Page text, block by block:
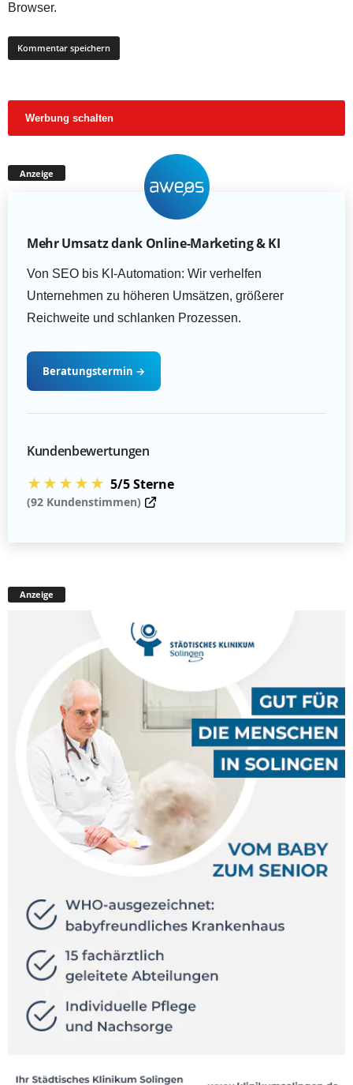
Browser.
Werbung schalten
Anzeige
Mehr Umsatz dank Online-Marketing & KI
Von SEO bis KI-Automation: Wir verhelfen
Unternehmen zu höheren Umsätzen, größerer
Reichweite und schlanken Prozessen.
Beratungstermin →
Kundenbewertungen
★★★★★ 5/5 Sterne
(92 Kundenstimmen)
Anzeige